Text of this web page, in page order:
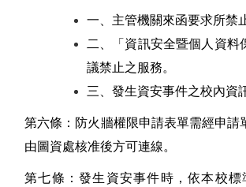
一、 主管機關來函要求所禁
二、
「資訊安全暨個人資
議禁止之服務。
三、 發生資安事件之校內資
第六條： 防火牆權限申請表單需經申請
由圖資處核准後方可連線。
第七條：發生資安事件時，依本校